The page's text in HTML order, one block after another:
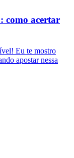
como acertar
Eu te mostro
apostar nessa